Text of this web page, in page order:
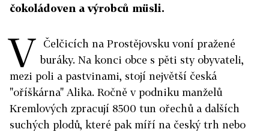
čokoládoven a výrobců müsli.
V
Čelčicích na Prostějovsku voní pražené
buráky. Na konci obce s pěti sty obyvateli,
mezi poli a pastvinami, stojí největší česká
"oříškárna" Alika. Ročně v podniku manželů
Kremlových zpracují 8500 tun ořechů a dalších
suchých plodů, které pak míří na český trh nebo